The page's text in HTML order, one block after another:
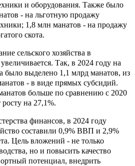
и оборудования. Также было
- на льготную продажу
1,8 млн манатов - на продажу
скота.
сельского хозяйства в
Так, в 2024 году на
было выделено 1,1 млрд манатов, из
- в виде прямых субсидий.
больше по сравнению с 2020
росту на 27,1%.
финансов, в 2024 году
составили 0,9% ВВП и 2,9%
Цель вложений - не только
но и повысить качество
потенциал, внедрить